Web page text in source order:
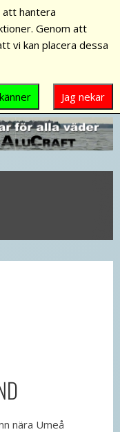
nära Umeå
att hantera
Genom att
vi kan placera dessa
Jag nekar